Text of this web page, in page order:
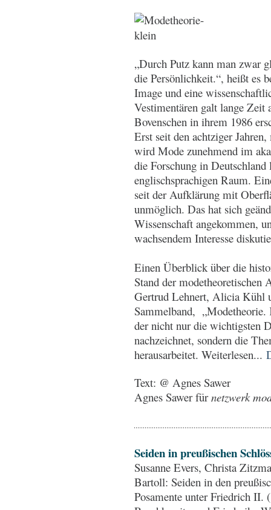
„Durch Putz kann man zwar
die Persönlichkeit.“, heißt es
Image und eine
Vestimentären galt lange Zeit
Bovenschen in ihrem 1986
Erst seit den achtziger
wird Mode zunehmend im
die Forschung in
englischsprachigen Raum.
seit der Aufklärung mit
unmöglich. Das hat sich
Wissenschaft angekommen,
wachsendem Interesse
Einen Überblick über die
Stand der modetheoretischen
Gertrud Lehnert, Alicia Kühl
Sammelband, „Modetheorie.
der nicht nur die wichtigsten
nachzeichnet, sondern die
herausarbeitet. Weiterlesen...
Text: @ Agnes Sawer
Agnes Sawer fürnetzwerk
Seiden in preußischen
Susanne Evers, Christa
Bartoll: Seiden in den
Posamente unter Friedrich II.